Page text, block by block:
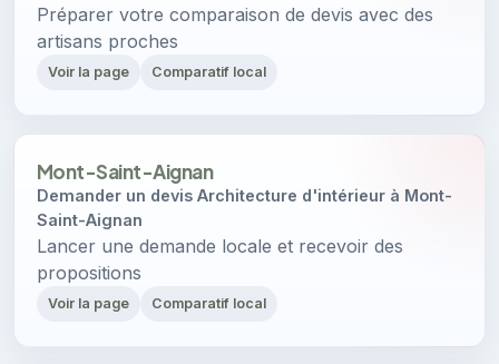
Préparer votre comparaison de devis avec des
artisans proches
Voir la page Comparatif local
Mont-Saint-Aignan
Demander un devis Architecture d'intérieur à Mont-
Saint-Aignan
Lancer une demande locale et recevoir des
propositions
Voir la page Comparatif local